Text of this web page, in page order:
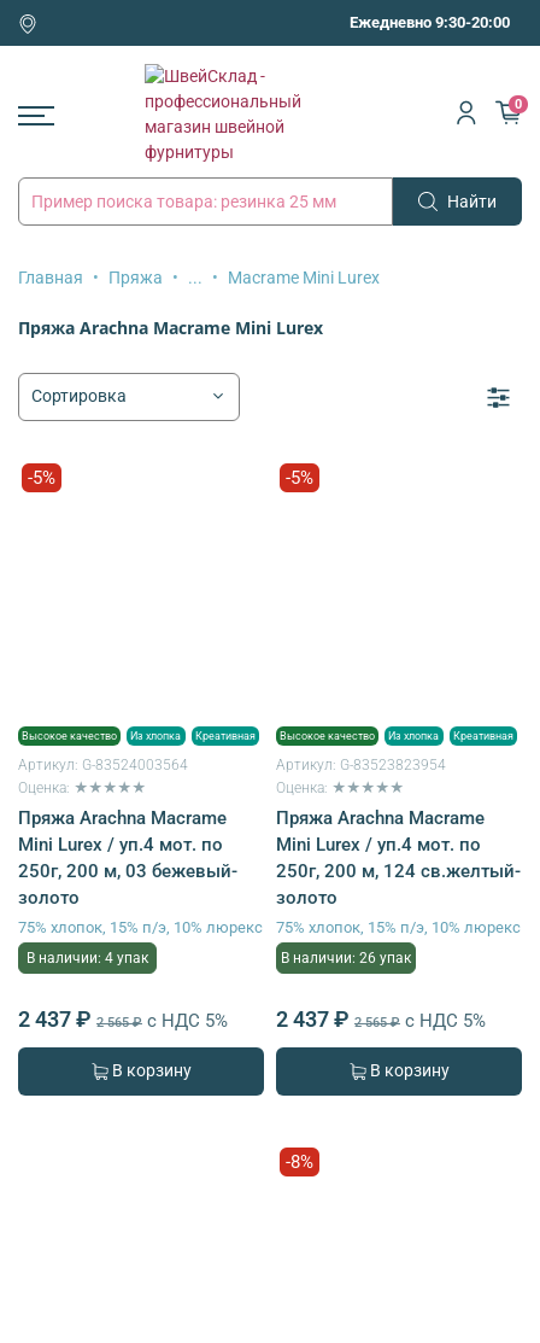
Ежедневно 9:30-20:00
Найти
0
Главная Пряжа ... Macrame Mini Lurex
Пряжа Arachna Macrame Mini Lurex
-5%
Высокое качество Из хлопка Креативная
Артикул: G-83524003564
Оценка: ★★★★★
Пряжа Arachna Macrame
Mini Lurex / уп.4 мот. по
250г, 200 м, 03 бежевый-
золото
75% хлопок, 15% п/э, 10% люрекс
В наличии: 4 упак
2 437 ₽ 2 565 ₽ с НДС 5%
В корзину
-5%
Высокое качество Из хлопка Креативная
Артикул: G-83523823954
Оценка: ★★★★★
Пряжа Arachna Macrame
Mini Lurex / уп.4 мот. по
250г, 200 м, 124 св.желтый-
золото
75% хлопок, 15% п/э, 10% люрекс
В наличии: 26 упак
2 437 ₽ 2 565 ₽ с НДС 5%
В корзину
-8%